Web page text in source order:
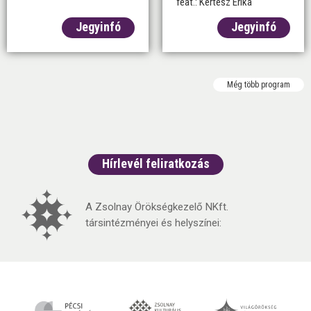
Jegyinfó Jegyinfó
Még több program
Hírlevél feliratkozás
A Zsolnay Örökségkezelő NKft.
társintézményei és helyszínei: